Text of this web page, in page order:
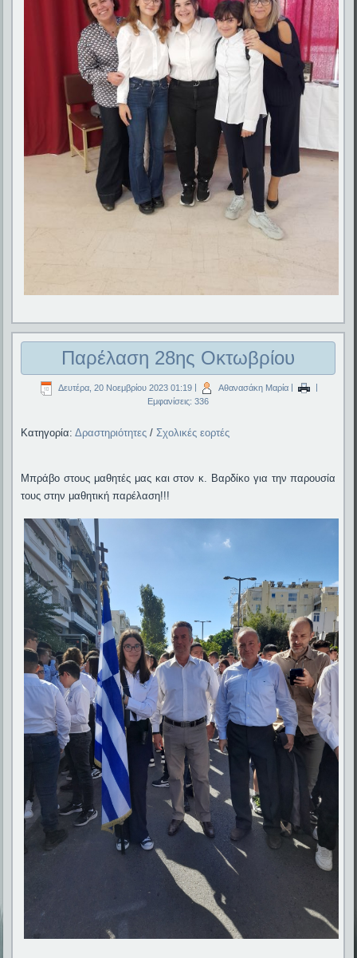
Παρέλαση 28ης Οκτωβρίου
Δευτέρα, 20 Νοεμβρίου 2023 01:19| Αθανασάκη Μαρία|
Εμφανίσεις: 336
Κατηγορία:Δραστηριότητες /Σχολικές εορτές
Μπράβο στους μαθητές μας και στον κ. Βαρδίκο για την παρουσία
τους στην μαθητική παρέλαση!!!